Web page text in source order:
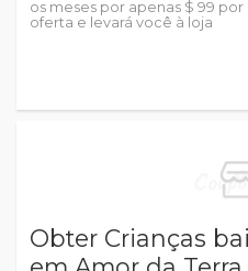
os meses por apenas $ 99
oferta e levará você à loja
Obter Crianças